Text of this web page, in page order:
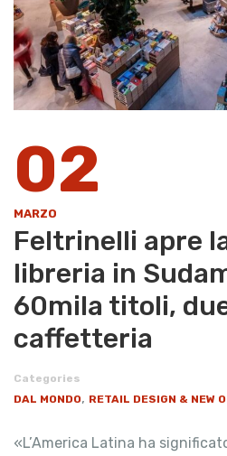
02
MARZO
Feltrinelli apre
libreria in
60mila titoli,
caffetteria
Categories
DAL MONDO, RETAIL DESIGN & NEW
«L’America Latina ha